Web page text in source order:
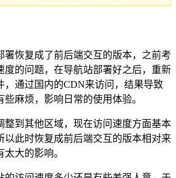
署恢复成了前后端交互的版本，之前考
度的问题，在导航站部署好之后，重新
，通过国内的CDN来访问，结果导致
麻烦，影响日常的使用体验。
整到其他区域，现在访问速度方面基本
以此时恢复成前后端交互的版本相对来
大的影响。